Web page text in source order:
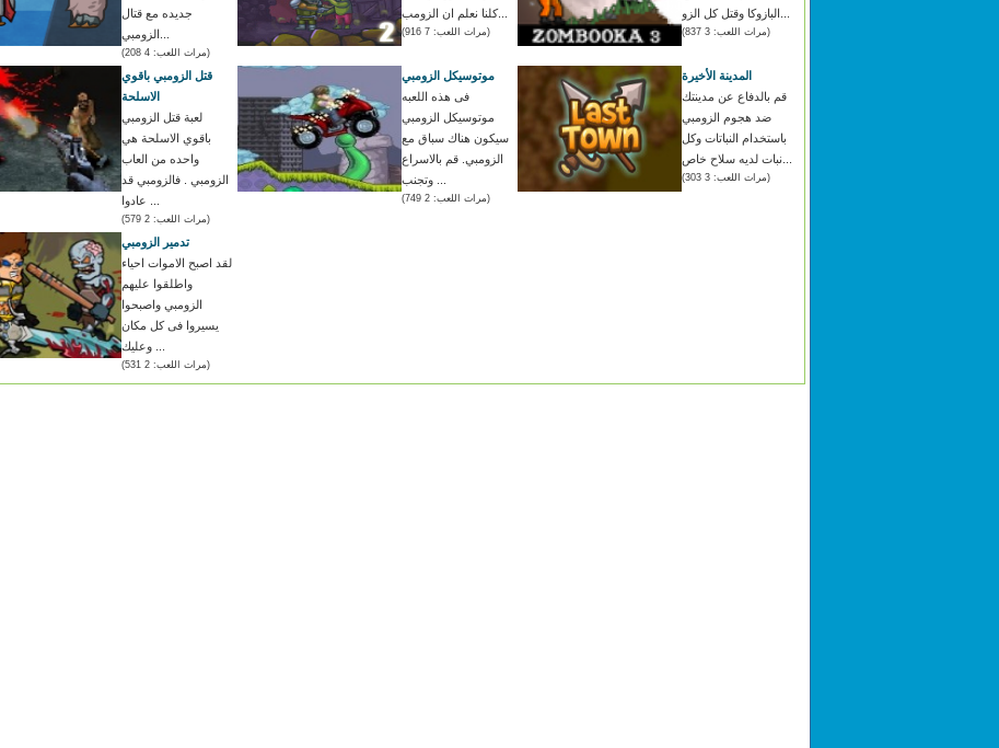
جديده مع قتال
(مرات اللعب: 4 208)
كلنا نعلم ان الزومب...
(مرات اللعب: 7 916) (مرات اللعب: 3 837)
قتل الزومبي باقوي
الاسلحة
لعبة قتل الزومبي
باقوي الاسلحة هي
واحده من العاب
الزومبي . فالزومبي قد
(مرات اللعب: 2 579)
موتوسيكل الزومبي
فى هذه اللعبه
موتوسيكل الزومبي
سيكون هناك سباق مع
الزومبي. قم بالاسراع
(مرات اللعب: 2 749)
المدينة الأخيرة
قم بالدفاع عن مدينتك
ضد هجوم الزومبي
باستخدام النباتات وكل
(مرات اللعب: 3 303)
تدمير الزومبي
لقد اصبح الاموات احياء
واطلقوا عليهم
الزومبي واصبحوا
يسيروا فى كل مكان
(مرات اللعب: 2 531)